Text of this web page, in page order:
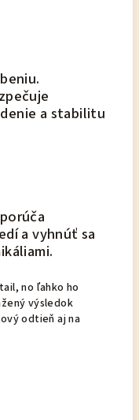
a stabilitu
a vyhnúť sa
no ľahko ho
výsledok
odtieň aj na